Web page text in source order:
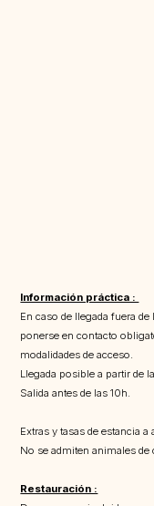
Información práctica :
En caso de llegada fuera
ponerse en contacto
modalidades de acceso.
Llegada posible a partir de
Salida antes de las 10h.
Extras y tasas de estancia
No se admiten animales de
Restauración :